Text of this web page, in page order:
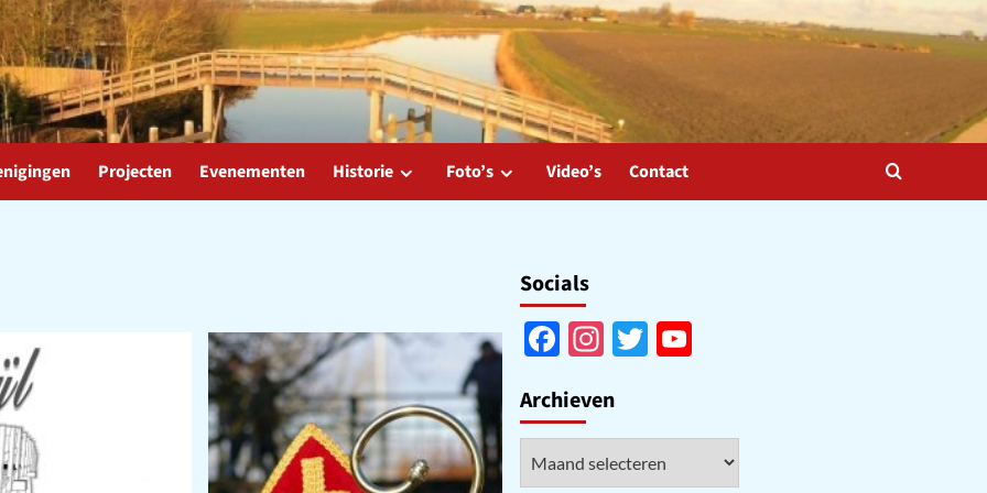
Projecten Evenementen Historie Foto’s Video’s Contact
Socials
Facebook
Instagram
Twitter
YouTube
Archieven